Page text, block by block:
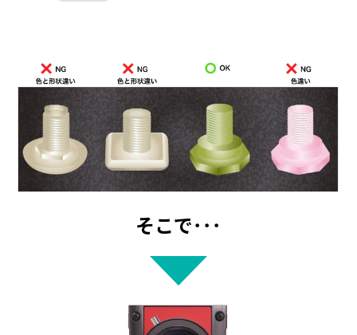
そこで･･･